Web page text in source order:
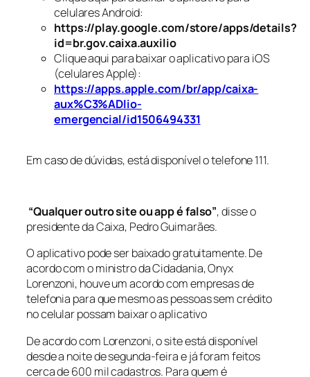
celulares Android:
https://play.google.com/store/apps/details?
id=br.gov.caixa.auxilio
Clique aqui para baixar o aplicativo para iOS
(celulares Apple):
https://apps.apple.com/br/app/caixa-
aux%C3%ADlio-
emergencial/id1506494331
Em caso de dúvidas, está disponível o telefone 111.
“Qualquer outro site ou app é falso”, disse o
presidente da Caixa, Pedro Guimarães.
O aplicativo pode ser baixado gratuitamente. De
acordo com o ministro da Cidadania, Onyx
Lorenzoni, houve um acordo com empresas de
telefonia para que mesmo as pessoas sem crédito
no celular possam baixar o aplicativo
De acordo com Lorenzoni, o site está disponível
desde a noite de segunda-feira e já foram feitos
cerca de 600 mil cadastros. Para quem é